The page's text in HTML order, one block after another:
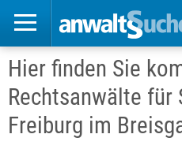
Hier finden Sie
Rechtsanwälte für
Freiburg im